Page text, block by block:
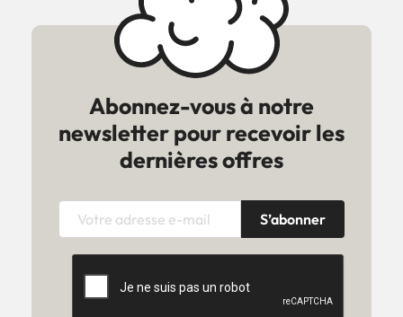
Abonnez-vous à notre
newsletter pour recevoir les
dernières offres